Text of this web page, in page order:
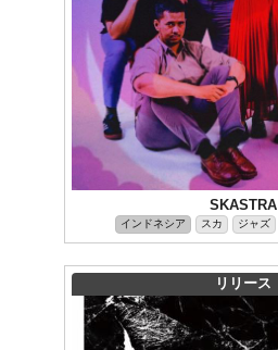
SKASTRA
インドネシア スカ ジャズ
リリース